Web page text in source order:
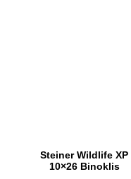
Steiner Wildlife XP
10×26 Binoklis